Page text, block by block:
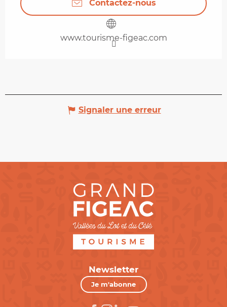
Contactez-nous
www.tourisme-figeac.com
Signaler une erreur
Newsletter
Je m'abonne